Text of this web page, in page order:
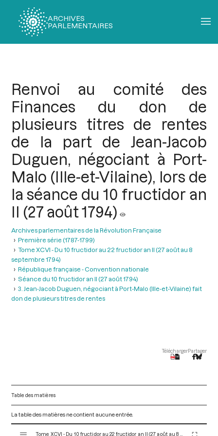
ARCHIVES
PARLEMENTAIRES
Renvoi au comité des
Finances du don de
plusieurs titres de rentes
de la part de Jean-Jacob
Duguen, négociant à Port-
Malo (Ille-et-Vilaine), lors de
la séance du 10 fructidor an
II (27 août 1794)
Archives parlementaires de la Révolution Française
Première série (1787-1799)
Tome XCVI - Du 10 fructidor au 22 fructidor an II (27 août au 8
septembre 1794)
République française - Convention nationale
Séance du 10 fructidor an II (27 août 1794)
3. Jean-Jacob Duguen, négociant à Port-Malo (Ille-et-Vilaine) fait
don de plusieurs titres de rentes
TéléchargerPartager
Table des matières
La table des matières ne contient aucune entrée.